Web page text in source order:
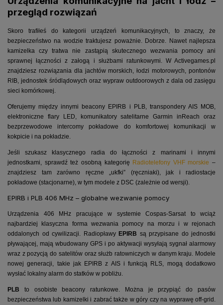
przegląd rozwiązań
Skoro trafiłeś do kategorii urządzeń komunikacyjnych, to znaczy, że
bezpieczeństwo na wodzie traktujesz poważnie. Dobrze. Nawet najlepsza
kamizelka czy tratwa nie zastąpią skutecznego wezwania pomocy ani
sprawnej łączności z załogą i służbami ratunkowymi. W Activegames.pl
znajdziesz rozwiązania dla jachtów morskich, łodzi motorowych, pontonów
RIB, jednostek śródlądowych oraz wypraw outdoorowych z dala od zasięgu
sieci komórkowej.
Oferujemy między innymi beacony EPIRB i PLB, transpondery AIS MOB,
elektroniczne flary LED, komunikatory satelitarne Garmin inReach oraz
bezprzewodowe intercomy pokładowe do komfortowej komunikacji w
kokpicie i na pokładzie.
Jeśli szukasz klasycznego radia do łączności z marinami i innymi
jednostkami, sprawdź też osobną kategorię Radiotelefony VHF morskie –
znajdziesz tam zarówno ręczne „ukfki” (ręczniaki), jak i radiostacje
pokładowe (stacjonarne), w tym modele z DSC (zależnie od wersji).
EPIRB i PLB 406 MHz – globalne wezwanie pomocy
Urządzenia 406 MHz pracujące w systemie Cospas-Sarsat to wciąż
najbardziej klasyczna forma wezwania pomocy na morzu i w rejonach
oddalonych od cywilizacji. Radiopławy EPIRB są przypisane do jednostki
pływającej, mają wbudowany GPS i po aktywacji wysyłają sygnał alarmowy
wraz z pozycją do satelitów oraz służb ratowniczych w danym kraju. Modele
nowej generacji, takie jak EPIRB z AIS i funkcją RLS, mogą dodatkowo
wysłać lokalny alarm do statków w pobliżu.
PLB to osobiste beacony ratunkowe. Można je przypiąć do pasów
bezpieczeństwa lub kamizelki i zabrać także w góry czy na wyprawę off-grid.